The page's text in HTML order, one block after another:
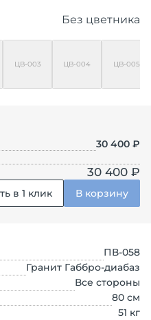
Без цветника
ЦВ-003 ЦВ-004 ЦВ-005
30 400 ₽
30 400 ₽
в 1 клик В корзину
ПВ-058
Гранит Габбро-диабаз
Все стороны
80 см
51 кг